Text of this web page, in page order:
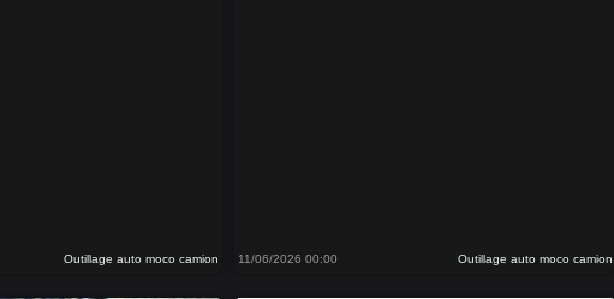
Outillage auto moco camion 11/06/2026 00:00 Outillage auto moco camion